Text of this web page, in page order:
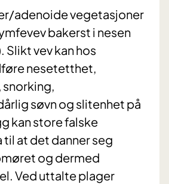
adenoide vegetasjoner
bakerst i nesen
Slikt vev kan hos
nesetetthet,
søvn og slitenhet på
kan store falske
til at det danner seg
og dermed
Ved uttalte plager